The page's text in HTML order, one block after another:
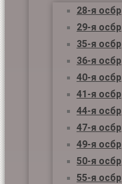
28-я осбр
29-я осбр
35-я осбр
36-я осбр
40-я осбр
41-я осбр
44-я осбр
47-я осбр
49-я осбр
50-я осбр
55-я осбр